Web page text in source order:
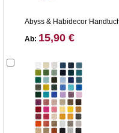
Abyss & Habidecor
Ab: 15,90 €